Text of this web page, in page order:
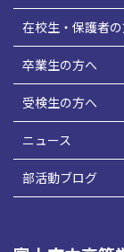
在校生・保護者
卒業生の方へ
受検生の方へ
ニュース
部活動ブログ